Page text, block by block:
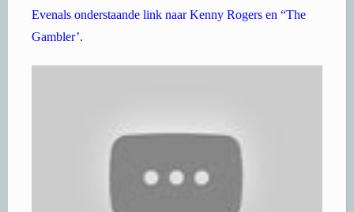
Evenals onderstaande link naar Kenny Rogers en “The
Gambler’.